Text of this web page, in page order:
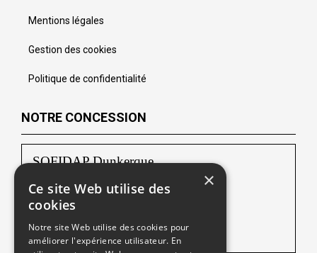
Mentions légales
Gestion des cookies
Politique de confidentialité
NOTRE CONCESSION
SOFIDAP Dunkerque
Rue de l’Abattoir ZAC Ecopark
59640 Dunkerque
Tél : 03 28 24 52 52
×
Ce site Web utilise des
cookies
Notre site Web utilise des cookies pour
améliorer l'expérience utilisateur. En